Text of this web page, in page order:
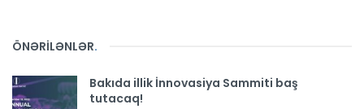
ÖNƏRİLƏNLƏR.
Bakıda illik İnnovasiya Sammiti baş
tutacaq!